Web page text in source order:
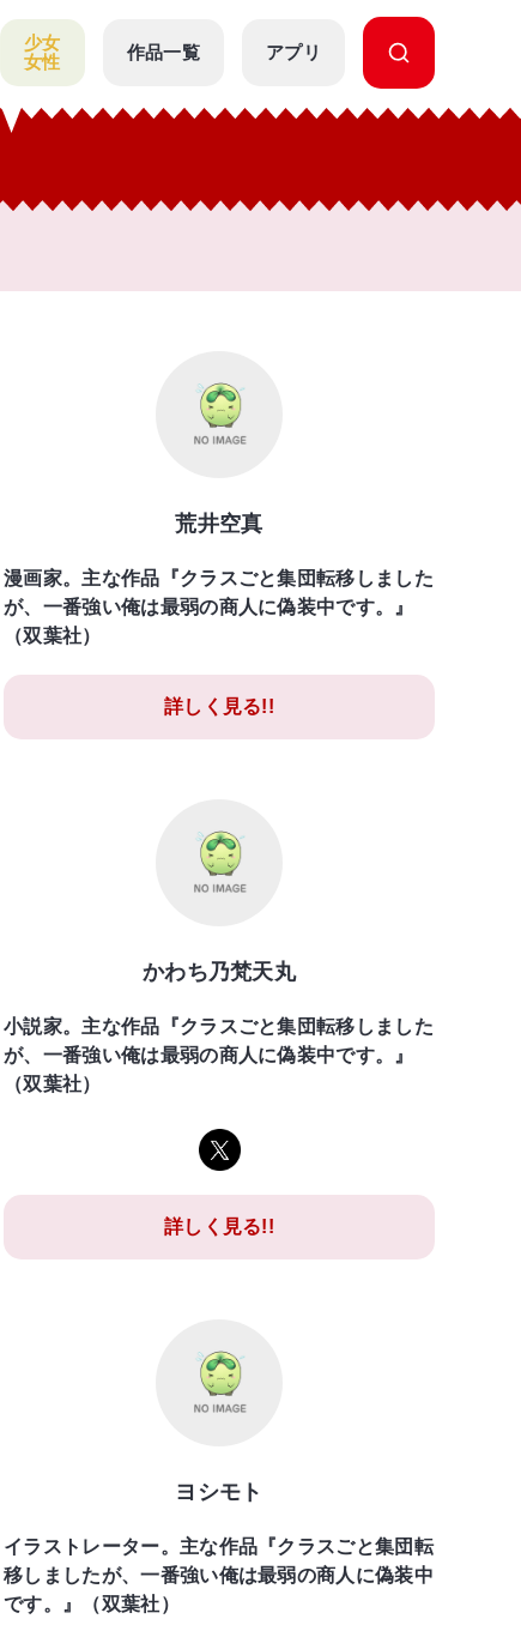
少女
女性
作品一覧 アプリ
荒井空真
漫画家。主な作品『クラスごと集団転移しました
が、一番強い俺は最弱の商人に偽装中です。』
（双葉社）
詳しく見る!!
かわち乃梵天丸
小説家。主な作品『クラスごと集団転移しました
が、一番強い俺は最弱の商人に偽装中です。』
（双葉社）
詳しく見る!!
ヨシモト
イラストレーター。主な作品『クラスごと集団転
移しましたが、一番強い俺は最弱の商人に偽装中
です。』（双葉社）